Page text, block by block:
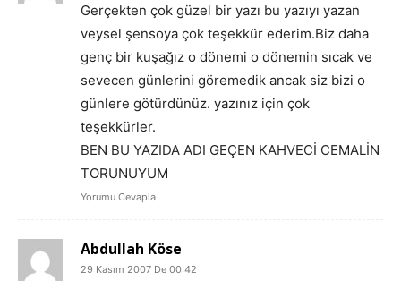
Gerçekten çok güzel bir yazı bu yazıyı yazan
veysel şensoya çok teşekkür ederim.Biz daha
genç bir kuşağız o dönemi o dönemin sıcak ve
sevecen günlerini göremedik ancak siz bizi o
günlere götürdünüz. yazınız için çok
teşekkürler.
BEN BU YAZIDA ADI GEÇEN KAHVECİ CEMALİN
TORUNUYUM
Yorumu Cevapla
Abdullah Köse
29 Kasım 2007 De 00:42